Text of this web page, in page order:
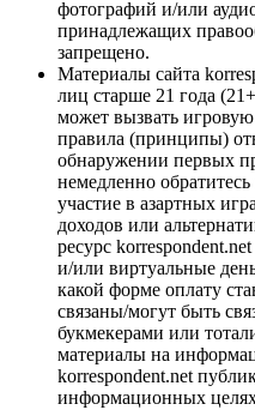
фотографий и/или
принадлежащих
запрещено.
Материалы сайта
лиц старше 21 года
может вызвать
правила (принципы)
обнаружении первых
немедленно
участие в азартных
доходов или
ресурс
и/или виртуальные
какой форме оплату
связаны/могут быть
букмекерами или
материалы на
korrespondent.net
информационных